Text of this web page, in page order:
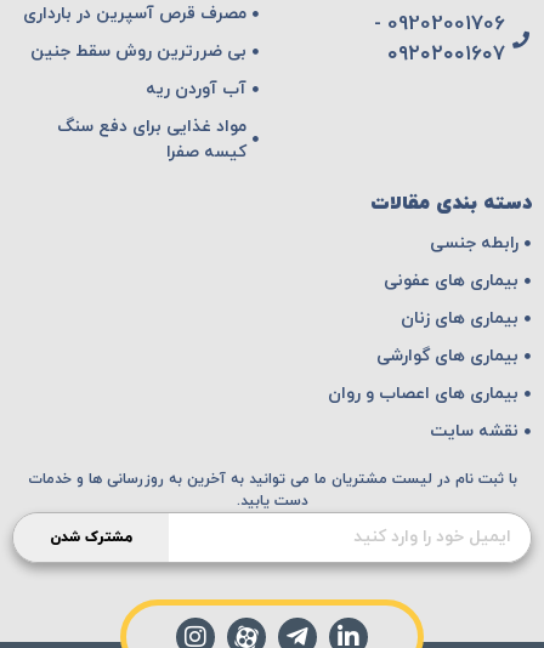
09202001706 -
۰۹۲۰۲۰۰۱۶۰۷
مصرف قرص آسپرین در بارداری
بی ضررترین روش سقط جنین
آب آوردن ریه
مواد غذایی برای دفع سنگ
کیسه صفرا
دسته بندی مقالات
رابطه جنسی
بیماری های عفونی
بیماری های زنان
بیماری های گوارشی
بیماری های اعصاب و روان
نقشه سایت
با ثبت نام در لیست مشتریان ما می توانید به آخرین به روزرسانی ها و خدمات
دست یابید.
مشترک شدن